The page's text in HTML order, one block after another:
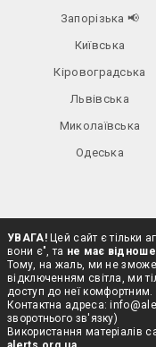
Запорізька 📢
Київська
Кіровоградська
Львівська
Миколаївська
Одеська
УВАГА!Цей сайт є тільки
вони є", та не має
Тому, на жаль, ми не
відключенням світла, ми
доступ до неї комфортним.
Контактна адреса:
зворотнього зв'язку)
Використання матеріалів